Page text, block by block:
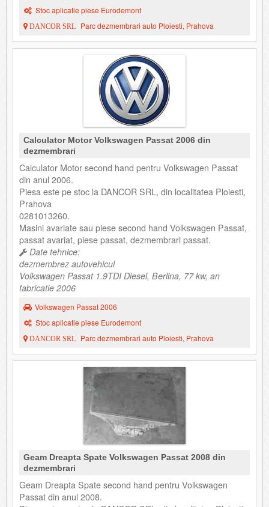
Stoc aplicatie piese Eurodemont
DANCOR SRL Parc dezmembrari auto Ploiesti, Prahova
Calculator Motor Volkswagen Passat 2006 din
dezmembrari
Calculator Motor second hand pentru Volkswagen Passat
din anul 2006.
Piesa este pe stoc la DANCOR SRL, din localitatea Ploiesti,
Prahova
0281013260.
Masini avariate sau piese second hand Volkswagen Passat,
passat avariat, piese passat, dezmembrari passat.
Date tehnice:
dezmembrez autovehicul
Volkswagen Passat 1.9TDI Diesel, Berlina, 77 kw, an
fabricatie 2006
Volkswagen Passat 2006
Stoc aplicatie piese Eurodemont
DANCOR SRL Parc dezmembrari auto Ploiesti, Prahova
Geam Dreapta Spate Volkswagen Passat 2008 din
dezmembrari
Geam Dreapta Spate second hand pentru Volkswagen
Passat din anul 2008.